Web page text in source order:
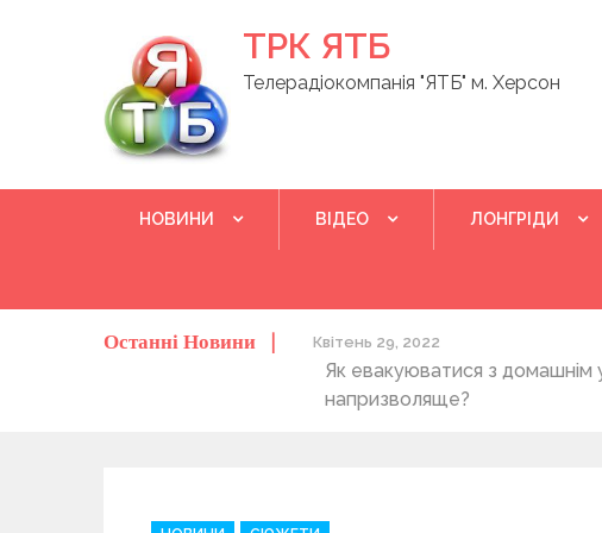
ТРК ЯТБ
Телерадіокомпанія "ЯТБ" м. Херсон
НОВИНИ ВІДЕО ЛОНГРІДИ
Останні Новини
та жителів області Квітень 29, 2022
Як евакуюватися з
напризволяще?
C